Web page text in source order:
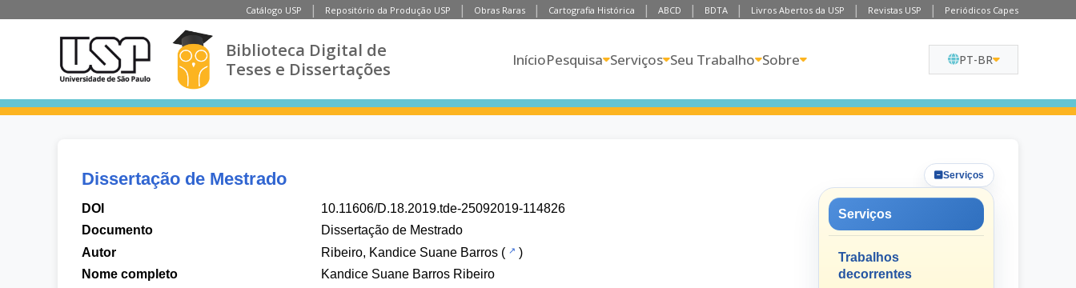
Catálogo USP Repositório da Produção USP Obras Raras Cartografia Histórica ABCD BDTA Livros Abertos da USP Revistas USP Periódicos Capes
Biblioteca Digital de
Teses e Dissertações
InícioPesquisa Serviços Seu Trabalho Sobre PT-BR
Dissertação de Mestrado
DOI
10.11606/D.18.2019.tde-25092019-114826
Documento
Dissertação de Mestrado
Autor
Ribeiro, Kandice Suane Barros (
)
Nome completo
Kandice Suane Barros Ribeiro
Serviços
Serviços
Trabalhos
decorrentes